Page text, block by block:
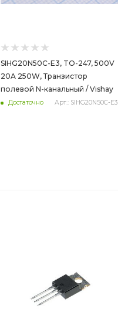
SIHG20N50C-E3, TO-247, 500V
20A 250W, Транзистор
полевой N-канальный / Vishay
Достаточно Арт.: SIHG20N50C-E3